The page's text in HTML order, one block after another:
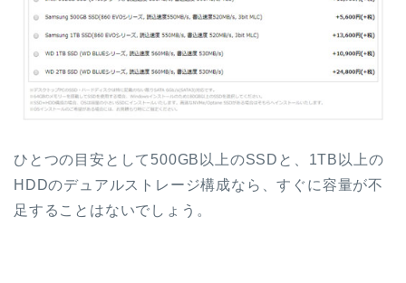
ひとつの目安として500GB以上のSSDと、1TB以上の
HDDのデュアルストレージ構成なら、すぐに容量が不
足することはないでしょう。